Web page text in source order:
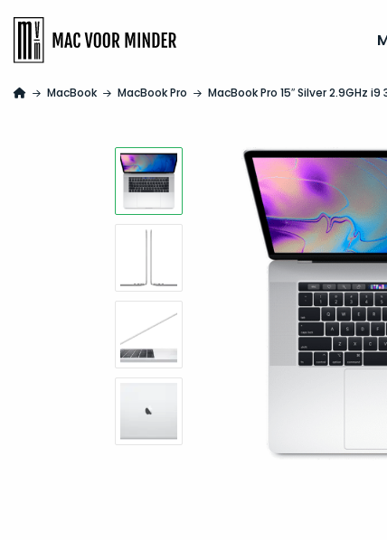
MacBook MacBook Pro MacBook Pro 15″ Silver 2.9GHz i9